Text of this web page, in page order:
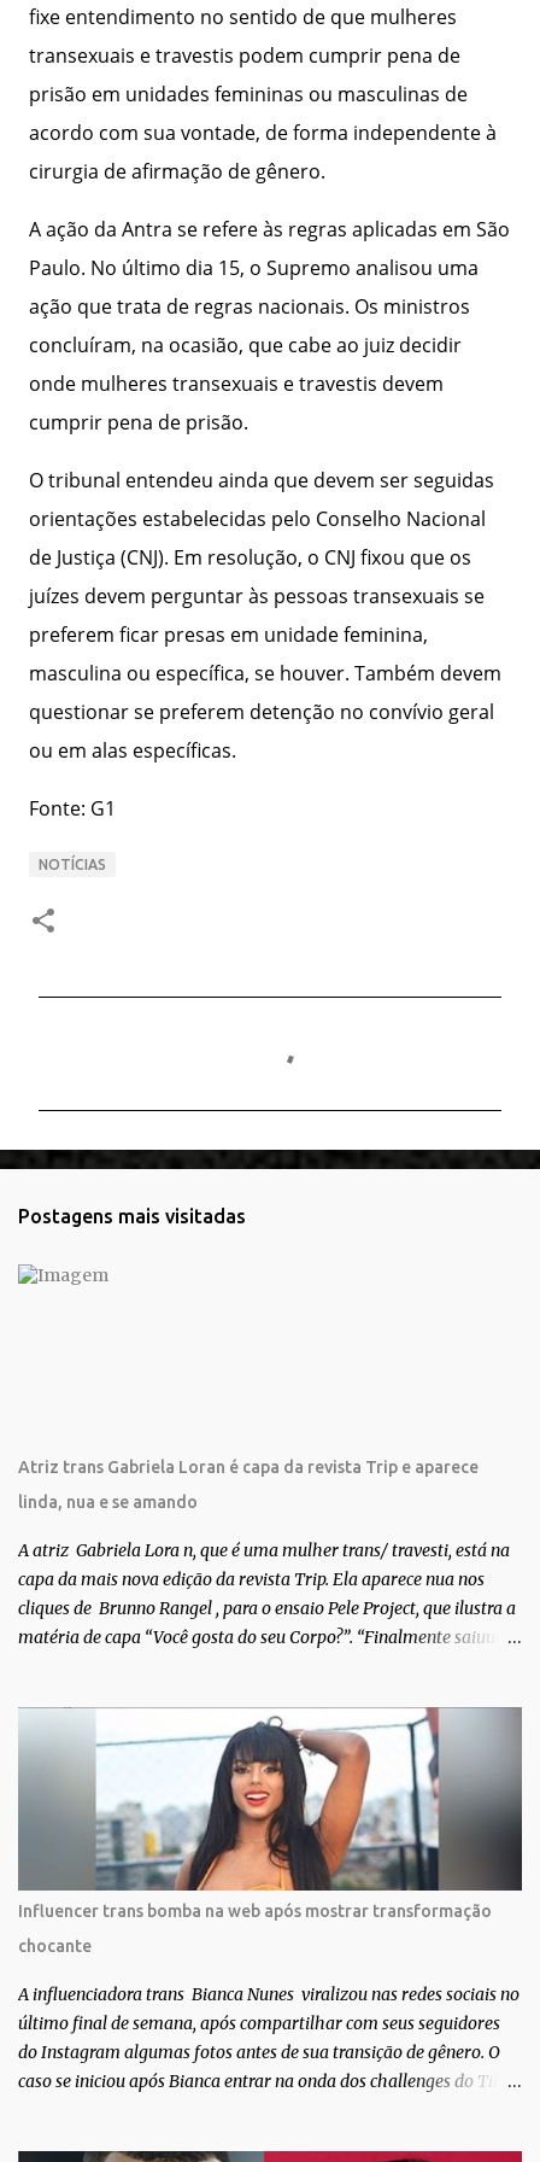
fixe entendimento no sentido de que mulheres
transexuais e travestis podem cumprir pena de
prisão em unidades femininas ou masculinas de
acordo com sua vontade, de forma independente à
cirurgia de afirmação de gênero.
A ação da Antra se refere às regras aplicadas em São
Paulo. No último dia 15, o Supremo analisou uma
ação que trata de regras nacionais. Os ministros
concluíram, na ocasião, que cabe ao juiz decidir
onde mulheres transexuais e travestis devem
cumprir pena de prisão.
O tribunal entendeu ainda que devem ser seguidas
orientações estabelecidas pelo Conselho Nacional
de Justiça (CNJ). Em resolução, o CNJ fixou que os
juízes devem perguntar às pessoas transexuais se
preferem ficar presas em unidade feminina,
masculina ou específica, se houver. Também devem
questionar se preferem detenção no convívio geral
ou em alas específicas.
Fonte: G1
NOTÍCIAS
n
r
Postagens mais visitadas
Atriz trans Gabriela Loran é capa da revista Trip e aparece
linda, nua e se amando
A atriz Gabriela Lora n, que é uma mulher trans/ travesti, está na
capa da mais nova edição da revista Trip. Ela aparece nua nos
cliques de Brunno Rangel , para o ensaio Pele Project, que ilustra a
matéria de capa “Você gosta do seu Corpo?”. “Finalmente saiuuu!!!
convidarem para esse projeto incrível, que fala acima de tudo
sobre amor. Todo carinho do mundo para a Dri da Trip que foi a
ponte disso tudo”, escreveu Gabriela. Gabriela classificou a capa
como linda e a matéria que envolvem 180 histórias (e corpos nus)
de gente que se apaixonou pela própria pele – como
extraordinária. O Pele Projetc tem como objetivo fotografar e
expor uma diversidade de corpos nus, ressaltando a beleza das
especificidades físicas. A atriz se tornou nacionalmente conhecida
após fazer uma participação especial na novela teen Malhação, da
TV Globo. Na trama, ela inte...
Influencer trans bomba na web após mostrar transformação
chocante
A influenciadora trans Bianca Nunes viralizou nas redes sociais no
último final de semana, após compartilhar com seus seguidores
do Instagram algumas fotos antes de sua transição de gênero. O
caso se iniciou após Bianca entrar na onda dos challenges do Tik